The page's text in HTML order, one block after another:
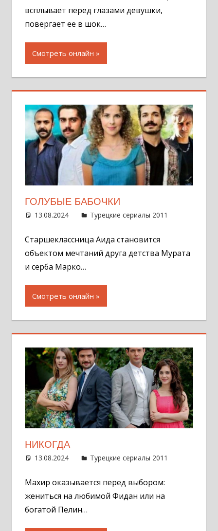
всплывает перед глазами девушки,
повергает ее в шок…
Смотреть онлайн
ГОЛУБЫЕ БАБОЧКИ
13.08.2024 Администратор
Турецкие сериалы 2011
Старшеклассница Аида становится
объектом мечтаний друга детства Мурата
и серба Марко…
Смотреть онлайн
НИКОГДА
13.08.2024 Администратор
Турецкие сериалы 2011
Махир оказывается перед выбором:
жениться на любимой Фидан или на
богатой Пелин…